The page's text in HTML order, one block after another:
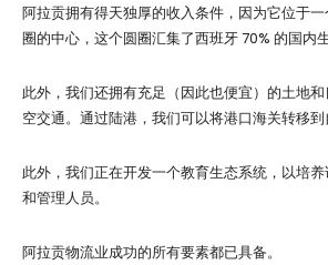
阿拉贡拥有得天独厚的收入条件，因为它位于
圈的中心，这个圆圈汇集了西班牙 70% 的国内生
此外，我们还拥有充足（因此也便宜）的土地
空交通。通过陆港，我们可以将港口海关转移到
此外，我们正在开发一个教育生态系统，以培
和管理人员。
阿拉贡物流业成功的所有要素都已具备。